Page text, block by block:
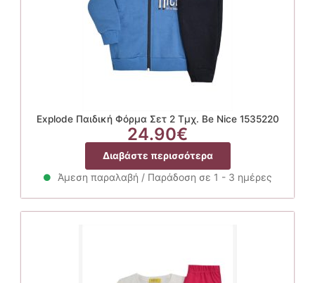
Explode Παιδική Φόρμα Σετ 2 Τμχ. Be Nice 1535220
24.90€
Διαβάστε περισσότερα
Άμεση παραλαβή / Παράδοση σε 1 - 3 ημέρες